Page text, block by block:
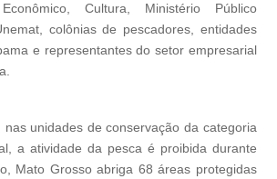
Econômico, Cultura, Ministério Público
colônias de pescadores, entidades
e representantes do setor empresarial
nas unidades de conservação da categoria
a atividade da pesca é proibida durante
Mato Grosso abriga 68 áreas protegidas